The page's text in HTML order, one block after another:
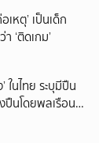
หตุ’ เป็นเด็ก
‘ติดเกม’
ในไทย ระบุมีปืน
ปืนโดยพลเรือน